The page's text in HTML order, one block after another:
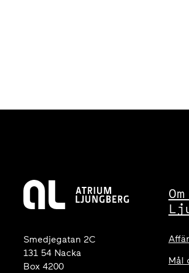
Smedjegatan 2C
131 54 Nacka
Box 4200
Mål